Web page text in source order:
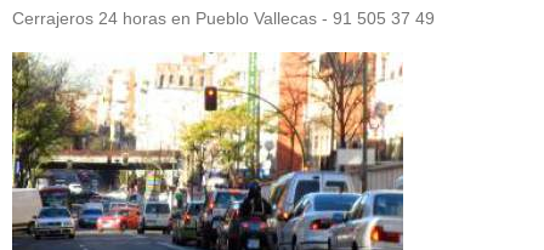
Cerrajeros 24 horas en Pueblo Vallecas - 91 505 37 49